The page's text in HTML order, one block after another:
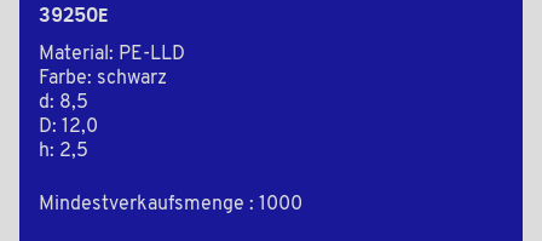
39250E
Material: PE-LLD
Farbe: schwarz
d: 8,5
D: 12,0
h: 2,5
Mindestverkaufsmenge : 1000